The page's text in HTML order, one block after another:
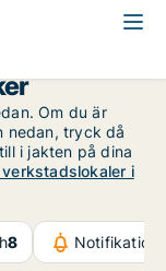
Om du är
nedan, tryck då
i jakten på dina
i
8